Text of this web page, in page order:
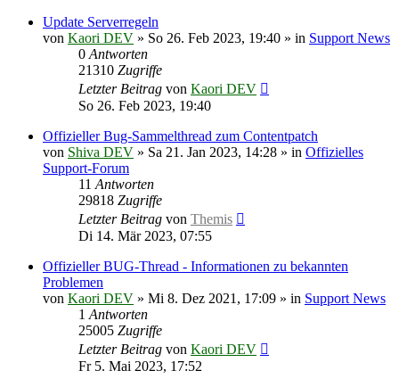
Update Serverregeln
von Kaori DEV » So 26. Feb 2023, 19:40 » in Support News
0 Antworten
21310 Zugriffe
Letzter Beitrag von Kaori DEV
So 26. Feb 2023, 19:40
Offizieller Bug-Sammelthread zum Contentpatch
von Shiva DEV » Sa 21. Jan 2023, 14:28 » in Offizielles
Support-Forum
11 Antworten
29818 Zugriffe
Letzter Beitrag von Themis
Di 14. Mär 2023, 07:55
Offizieller BUG-Thread - Informationen zu bekannten
Problemen
von Kaori DEV » Mi 8. Dez 2021, 17:09 » in Support News
1 Antworten
25005 Zugriffe
Letzter Beitrag von Kaori DEV
Fr 5. Mai 2023, 17:52